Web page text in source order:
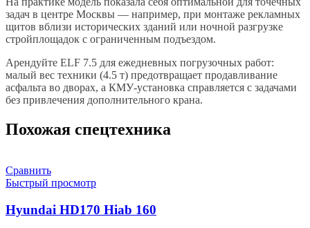
задач в центре Москвы — например, при монтаже рекламных
щитов вблизи исторических зданий или ночной разгрузке
стройплощадок с ограниченным подъездом.
Арендуйте ELF 7.5 для ежедневных погрузочных работ:
малый вес техники (4.5 т) предотвращает продавливание
асфальта во дворах, а КМУ-установка справляется с задачами
без привлечения дополнительного крана.
Похожая спецтехника
Сравнить
Быстрый просмотр
Hyundai HD170 Hiab 160